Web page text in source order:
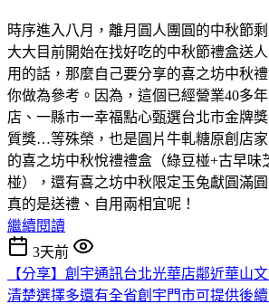
時序進入八月，離月圓人團圓的中秋節
大大目前開始在找好吃的中秋節禮盒送
用的話，那麼自己要分享的喜之坊中秋
你做為參考。因為，這個已經營業40多
店、一縣市一幸福點心甄選台北市金牌
質獎…等殊榮，也是圓片牛軋糖原創店
的喜之坊中秋悅禮禮盒（綠豆椪+古早味
椪），還有喜之坊中秋限定玉兔獻圓滿
真的是送禮、自用兩相宜呢！
繼續閱讀
3天前
【分享】創宇通訊台北光華店鄰近華山
清楚選擇多還有全省創宇門市可提供後